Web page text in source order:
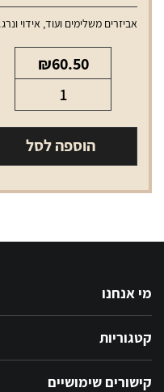
אביזרים משלימים ועוד, אידוי ונרגילות
₪60.50
של
פוד
לנורד
סליל)
הוספה לסל
מי אנחנו
קטגוריות
קישורים שימושיים